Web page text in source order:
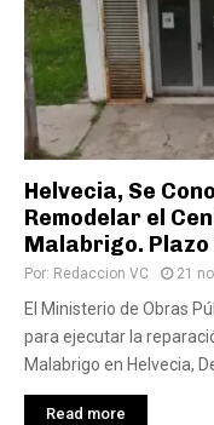
Helvecia, Se
Remodelar el
Malabrigo. Plazo
Por: Redaccion VC 21
El Ministerio de Obras
para ejecutar la
Malabrigo en Helvecia,
Read more